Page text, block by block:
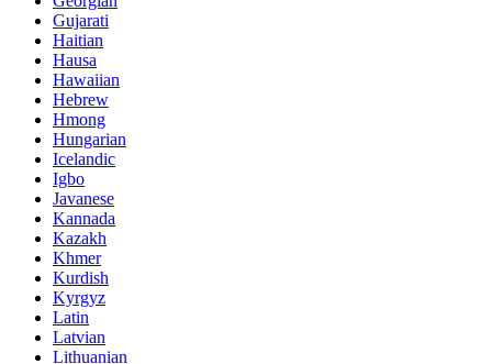
Gujarati
Haitian
Hausa
Hawaiian
Hebrew
Hmong
Hungarian
Icelandic
Igbo
Javanese
Kannada
Kazakh
Khmer
Kurdish
Kyrgyz
Latin
Latvian
Lithuanian